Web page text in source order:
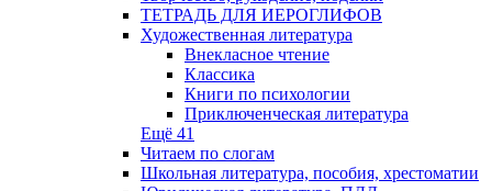
ТЕТРАДЬ ДЛЯ ИЕРОГЛИФОВ
Художественная литература
Внекласное чтение
Классика
Книги по психологии
Приключенческая литература
Ещё 41
Читаем по слогам
Школьная литература, пособия, хрестоматии